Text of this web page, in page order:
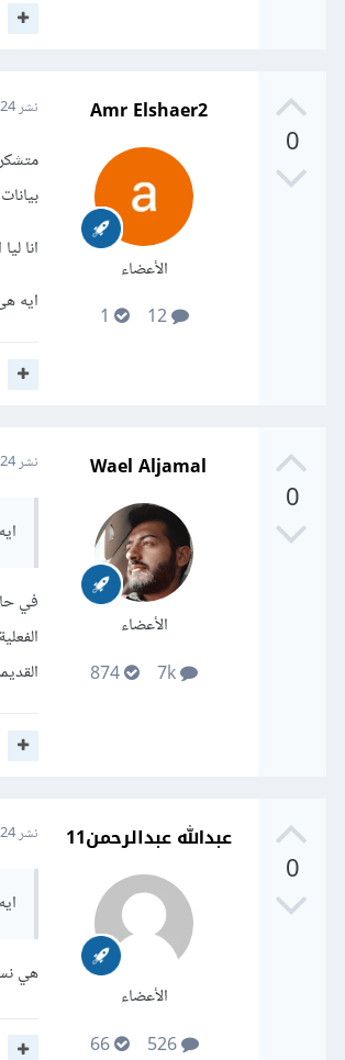
0
Amr Elshaer2
الأعضاء
12
نشر24 مايو 2021
انا
ايه
0
Wael Aljamal
الأعضاء
نشر24 مايو 2021
0
عبدالله عبدالرحمن11
الأعضاء
526
66
نشر24 مايو 2021
هي